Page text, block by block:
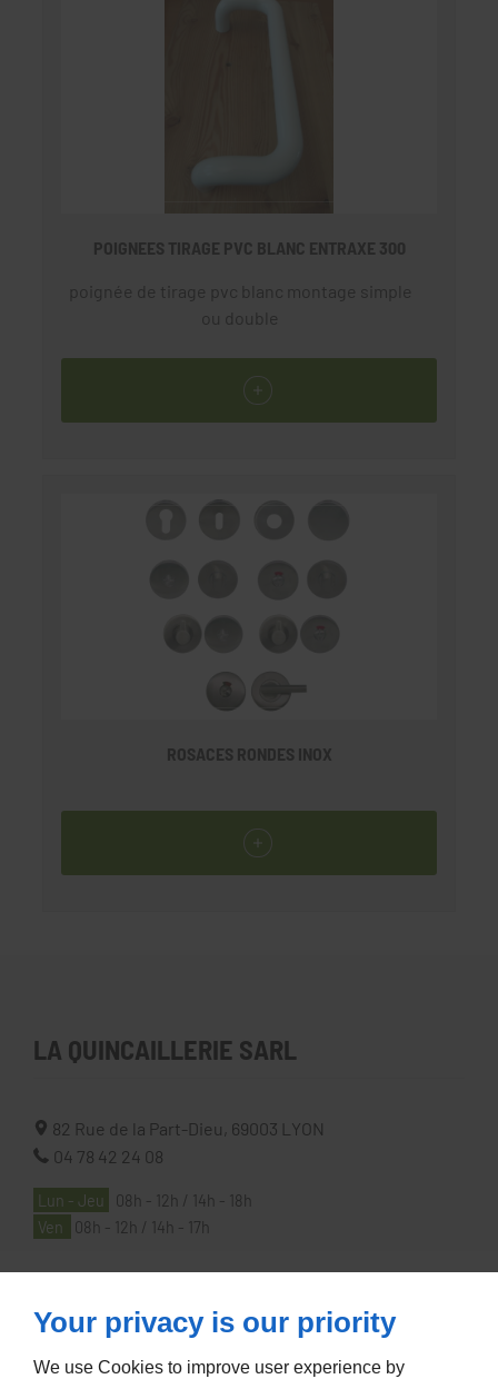
POIGNEES TIRAGE PVC BLANC ENTRAXE 300
poignée de tirage pvc blanc montage simple
ou double
ROSACES RONDES INOX
LA QUINCAILLERIE SARL
82 Rue de la Part-Dieu, 69003
LYON
04 78 42 24 08
Lun - Jeu
08h - 12h / 14h - 18h
Ven
08h - 12h / 14h - 17h
À PROPOS
Your privacy is our priority
We use Cookies to improve user experience by